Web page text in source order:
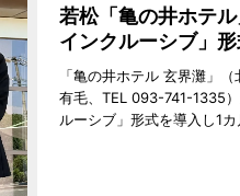
若松「亀の井ホテ
インクルーシブ」
「亀の井ホテル 玄界灘」
有毛、TEL 093-741-1335
ルーシブ」形式を導入し1カ